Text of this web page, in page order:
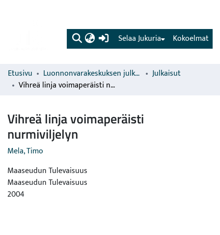
(current) Kokoelmat
Selaa Jukuria
Etusivu Luonnonvarakeskuksen julkaisut
Julkaisut
Vihreä linja voimaperäisti nurmiviljelyn
Vihreä linja voimaperäisti
nurmiviljelyn
Mela, Timo
Maaseudun Tulevaisuus
Maaseudun Tulevaisuus
2004